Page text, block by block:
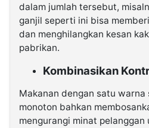
dalam jumlah tersebut,
ganjil seperti ini bisa
dan menghilangkan kesan
pabrikan.
Kombinasikan
Makanan dengan satu
monoton bahkan
mengurangi minat